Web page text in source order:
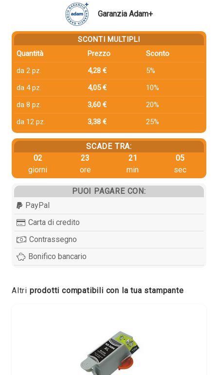
Garanzia Adam+
SCONTI MULTIPLI
Quantità
Prezzo
Sconto
da 2 pz.
4,28 €
5%
da 4 pz.
4,05 €
10%
da 8 pz.
3,60 €
20%
da 12 pz.
3,38 € 25%
SCADE TRA:
02
giorni
23
ore
21
min
05
sec
PUOI PAGARE CON:
PayPal
Carta di credito
Contrassegno
Bonifico bancario
Altri prodotti compatibili con la tua stampante